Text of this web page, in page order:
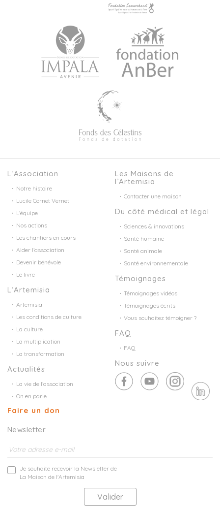
L’Association
Notre histoire
Lucile Cornet Vernet
L’équipe
Nos actions
Les chantiers en cours
Aider l’association
Devenir bénévole
Le livre
L’Artemisia
Artemisia
Les conditions de culture
La culture
La multiplication
La transformation
Actualités
La vie de l’association
On en parle
Faire un don
Les Maisons de
l’Artemisia
Contacter une maison
Du côté médical et légal
Sciences & innovations
Santé humaine
Santé animale
Santé environnementale
Témoignages
Témoignages vidéos
Témoignages écrits
Vous souhaitez témoigner ?
FAQ
FAQ
Nous suivre
Newsletter
Je souhaite recevoir la Newsletter de
La Maison de l'Artemisia